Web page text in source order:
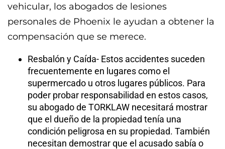
vehicular, los abogados de lesiones
personales de Phoenix le ayudan a obtener la
compensación que se merece.
Resbalón y Caída- Estos accidentes suceden
frecuentemente en lugares como el
supermercado u otros lugares públicos. Para
poder probar responsabilidad en estos casos,
su abogado de TORKLAW necesitará mostrar
que el dueño de la propiedad tenía una
condición peligrosa en su propiedad. También
necesitan demostrar que el acusado sabía o